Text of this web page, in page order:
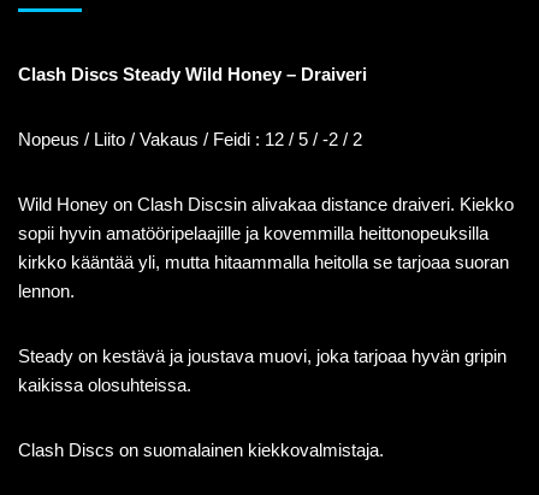
Clash Discs Steady Wild Honey – Draiveri
Nopeus / Liito / Vakaus / Feidi : 12 / 5 / -2 / 2
Wild Honey on Clash Discsin alivakaa distance draiveri. Kiekko
sopii hyvin amatööripelaajille ja kovemmilla heittonopeuksilla
kirkko kääntää yli, mutta hitaammalla heitolla se tarjoaa suoran
lennon.
Steady on kestävä ja joustava muovi, joka tarjoaa hyvän gripin
kaikissa olosuhteissa.
Clash Discs on suomalainen kiekkovalmistaja.